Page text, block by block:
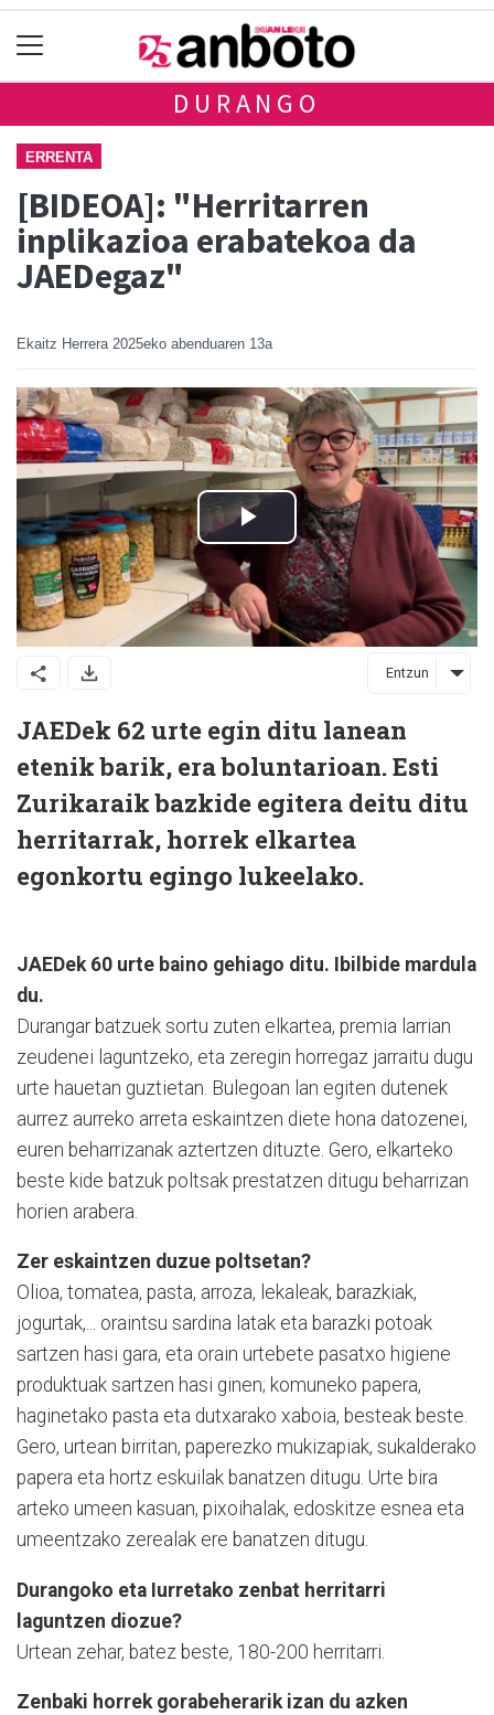
DURANGO
ERRENTA
[BIDEOA]: "Herritarren
inplikazioa erabatekoa da
JAEDegaz"
Ekaitz Herrera 2025eko abenduaren 13a
Entzun
JAEDek 62 urte egin ditu lanean
etenik barik, era boluntarioan. Esti
Zurikaraik bazkide egitera deitu ditu
herritarrak, horrek elkartea
egonkortu egingo lukeelako.
JAEDek 60 urte baino gehiago ditu. Ibilbide mardula
du.
Durangar batzuek sortu zuten elkartea, premia larrian
zeudenei laguntzeko, eta zeregin horregaz jarraitu dugu
urte hauetan guztietan. Bulegoan lan egiten dutenek
aurrez aurreko arreta eskaintzen diete hona datozenei,
euren beharrizanak aztertzen dituzte. Gero, elkarteko
beste kide batzuk poltsak prestatzen ditugu beharrizan
horien arabera.
Zer eskaintzen duzue poltsetan?
Olioa, tomatea, pasta, arroza, lekaleak, barazkiak,
jogurtak,... oraintsu sardina latak eta barazki potoak
sartzen hasi gara, eta orain urtebete pasatxo higiene
produktuak sartzen hasi ginen; komuneko papera,
haginetako pasta eta dutxarako xaboia, besteak beste.
Gero, urtean birritan, paperezko mukizapiak, sukalderako
papera eta hortz eskuilak banatzen ditugu. Urte bira
arteko umeen kasuan, pixoihalak, edoskitze esnea eta
umeentzako zerealak ere banatzen ditugu.
Durangoko eta Iurretako zenbat herritarri
laguntzen diozue?
Urtean zehar, batez beste, 180-200 herritarri.
Zenbaki horrek gorabeherarik izan du azken